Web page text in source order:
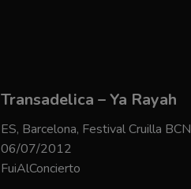
Transadelica – Ya Rayah
ES, Barcelona, Festival Cruilla BCN
06/07/2012
FuiAlConcierto